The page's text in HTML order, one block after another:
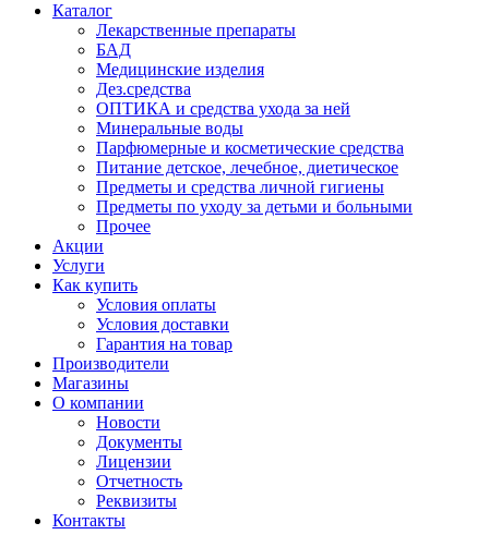
Каталог
Лекарственные препараты
БАД
Медицинские изделия
Дез.средства
ОПТИКА и средства ухода за ней
Минеральные воды
Парфюмерные и косметические средства
Питание детское, лечебное, диетическое
Предметы и средства личной гигиены
Предметы по уходу за детьми и больными
Прочее
Акции
Услуги
Как купить
Условия оплаты
Условия доставки
Гарантия на товар
Производители
Магазины
О компании
Новости
Документы
Лицензии
Отчетность
Реквизиты
Контакты